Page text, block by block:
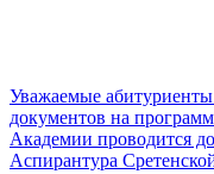
Уважаемые
документов на
Академии проводится
Аспирантура